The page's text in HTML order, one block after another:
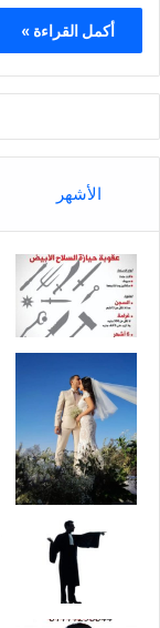
أكمل القراءة »
الأشهر